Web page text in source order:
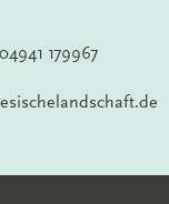
179967